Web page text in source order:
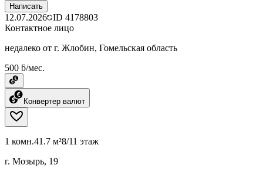
Написать
12.07.2026 ID 4178803
Контактное лицо
недалеко от г. Жлобин, Гомельская область
500 ƃ/мес.
Конвертер валют
1 комн.41.7 м²8/11 этаж
г. Мозырь, 19